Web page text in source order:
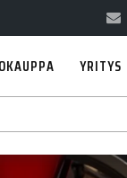
YRITYS